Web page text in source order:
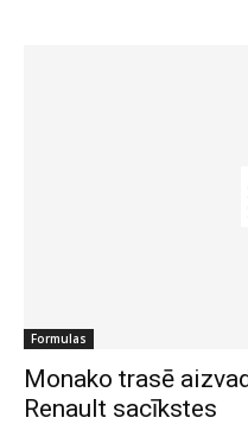
Formulas
Monako trasē
Renault sacīkstes